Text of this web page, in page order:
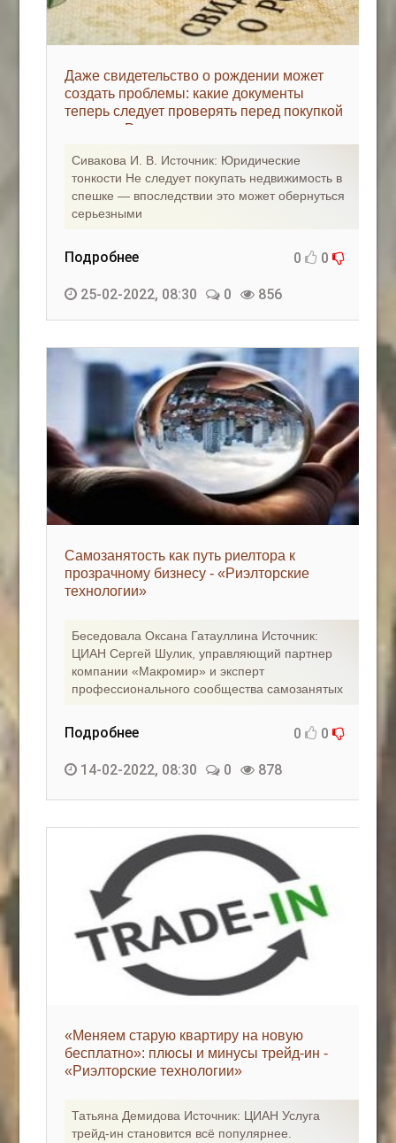
Даже свидетельство о рождении может
создать проблемы: какие документы
теперь следует проверять перед покупкой
жилья - «Риэлторские технологии»
Сивакова И. В. Источник: Юридические
тонкости Не следует покупать недвижимость в
спешке — впоследствии это может обернуться
серьезными
Подробнее 0 0
25-02-2022, 08:30 0 856
Самозанятость как путь риелтора к
прозрачному бизнесу - «Риэлторские
технологии»
Беседовала Оксана Гатауллина Источник:
ЦИАН Сергей Шулик, управляющий партнер
компании «Макромир» и эксперт
профессионального сообщества самозанятых
Подробнее 0 0
14-02-2022, 08:30 0 878
«Меняем старую квартиру на новую
бесплатно»: плюсы и минусы трейд-ин -
«Риэлторские технологии»
Татьяна Демидова Источник: ЦИАН Услуга
трейд-ин становится всё популярнее.